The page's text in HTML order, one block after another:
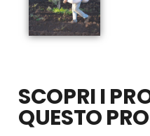
SCOPRI I
QUESTO